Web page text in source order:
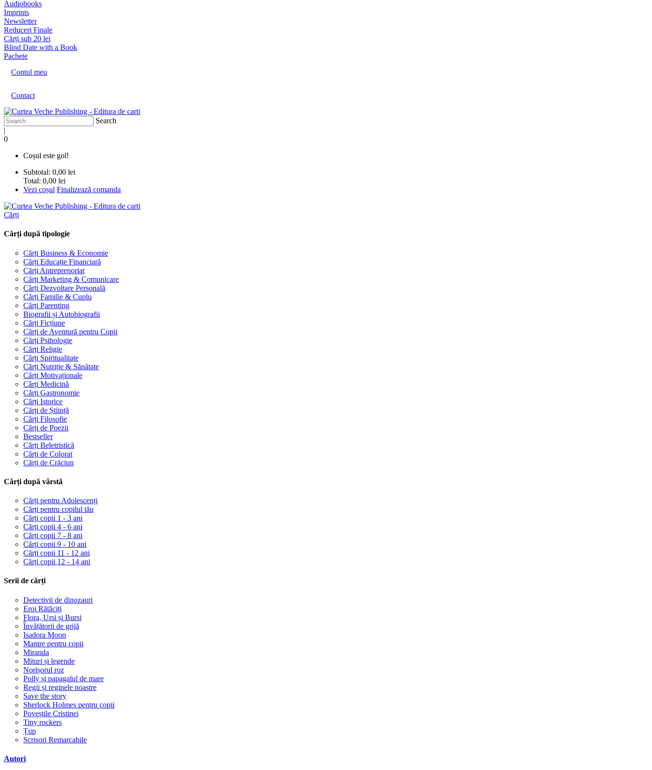
Audiobooks
Imprints
Newsletter
Reduceri Finale
Cărți sub 20 lei
Blind Date with a Book
Pachete
Contul meu
Contact
Search
|
0
Coșul este gol!
Subtotal: 0,00 lei
Total: 0,00 lei
Vezi coșul Finalizează comanda
Cărți
Cărți după tipologie
Cărți Business & Economie
Cărți Educație Financiară
Cărți Antreprenoriat
Cărți Marketing & Comunicare
Cărți Dezvoltare Personală
Cărți Familie & Cuplu
Cărți Parenting
Biografii și Autobiografii
Cărți Ficțiune
Cărți de Aventură pentru Copii
Cărți Psihologie
Cărți Religie
Cărți Spiritualitate
Cărți Nutriție & Sănătate
Cărți Motivaționale
Cărți Medicină
Cărți Gastronomie
Cărți Istorice
Cărți de Știință
Cărți Filosofie
Cărți de Poezii
Bestseller
Cărți Beletristică
Cărți de Colorat
Cărți de Crăciun
Cărți după vârstă
Cărți pentru Adolescenți
Cărți pentru copilul tău
Cărți copii 1 - 3 ani
Cărți copii 4 - 6 ani
Cărți copii 7 - 8 ani
Cărți copii 9 - 10 ani
Cărți copii 11 - 12 ani
Cărți copii 12 - 14 ani
Serii de cărți
Detectivii de dinozauri
Eroi Rătăciți
Flora, Ursi și Bursi
Învățătorii de grijă
Isadora Moon
Mantre pentru copii
Miranda
Mituri și legende
Norișorul roz
Polly și papagalul de mare
Regii și reginele noastre
Save the story
Sherlock Holmes pentru copii
Poveștile Cristinei
Tiny rockers
Țup
Scrisori Remarcabile
Autori